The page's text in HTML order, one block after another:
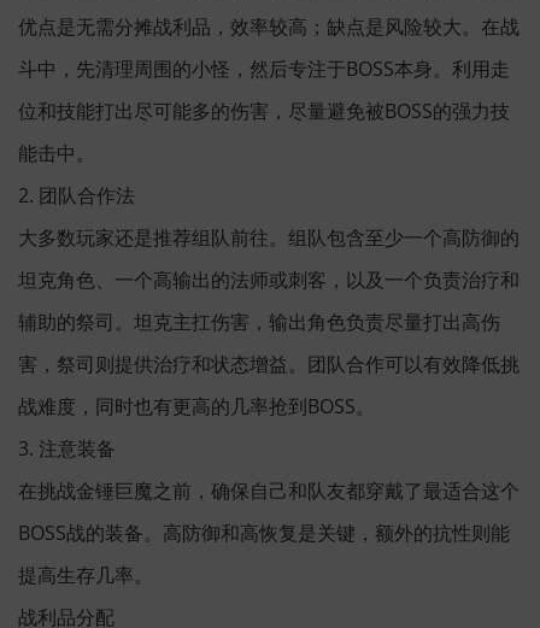
优点是无需分摊战利品，效率较高；缺点是风险较大。在战
斗中，先清理周围的小怪，然后专注于BOSS本身。利用走
位和技能打出尽可能多的伤害，尽量避免被BOSS的强力技
能击中。
2. 团队合作法
大多数玩家还是推荐组队前往。组队包含至少一个高防御的
坦克角色、一个高输出的法师或刺客，以及一个负责治疗和
辅助的祭司。坦克主扛伤害，输出角色负责尽量打出高伤
害，祭司则提供治疗和状态增益。团队合作可以有效降低挑
战难度，同时也有更高的几率抢到BOSS。
3. 注意装备
在挑战金锤巨魔之前，确保自己和队友都穿戴了最适合这个
BOSS战的装备。高防御和高恢复是关键，额外的抗性则能
提高生存几率。
战利品分配